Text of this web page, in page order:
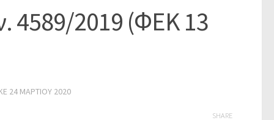
4589/2019 (ΦΕΚ 13
24 ΜΑΡΤΊΟΥ 2020
SHARE